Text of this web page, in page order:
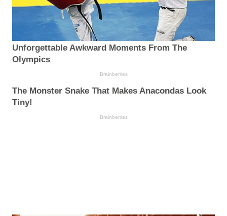
Unforgettable Awkward Moments From The
Olympics
Brainberries
The Monster Snake That Makes Anacondas Look
Tiny!
Brainberries